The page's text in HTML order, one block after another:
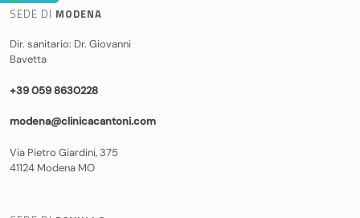
SEDE DI MODENA
Dir. sanitario: Dr. Giovanni
Bavetta
+39 059 8630228
modena@clinicacantoni.com
Via Pietro Giardini, 375
41124 Modena MO